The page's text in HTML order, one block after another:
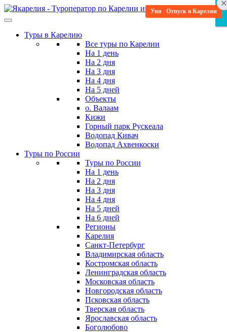
Skip
to
contentТуры в Карелию
Все туры по Карелии
На 1 день
На 2 дня
На 3 дня
На 4 дня
На 5 дней
Объекты
о. Валаам
Кижи
Горный парк Рускеала
Водопад Кивач
Водопад Ахвенкоски
Туры по России
Туры по России
На 1 день
На 2 дня
На 3 дня
На 4 дня
На 5 дней
На 6 дней
Регионы
Карелия
Санкт-Петербург
Владимирская область
Костромская область
Ленинградская область
Московская область
Новгородская область
Псковская область
Тверская область
Ярославская область
Боголюбово
Водные туры
Мистический
Исторический
Бюджетные
Научитесь новому
Исторический
Уникальная программа
Отпуск в Карелии
✕
×××